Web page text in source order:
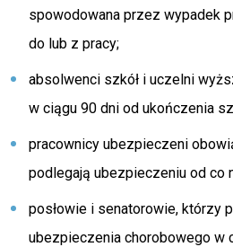
spowodowana przez wypadek
do lub z pracy;
absolwenci szkół i uczelni
w ciągu 90 dni od ukończenia
pracownicy ubezpieczeni
podlegają ubezpieczeniu od co
posłowie i senatorowie, którzy
ubezpieczenia chorobowego w